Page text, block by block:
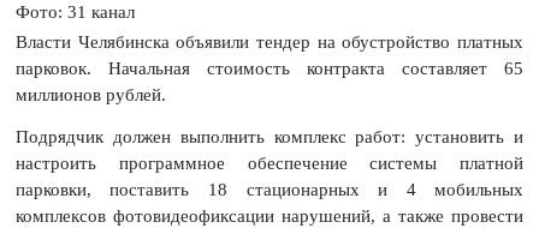
Фото: 31 канал
Власти Челябинска объявили тендер на обустройство платных
парковок. Начальная стоимость контракта составляет 65
миллионов рублей.
Подрядчик должен выполнить комплекс работ: установить и
настроить программное обеспечение системы платной
парковки, поставить 18 стационарных и 4 мобильных
комплексов фотовидеофиксации нарушений, а также провести